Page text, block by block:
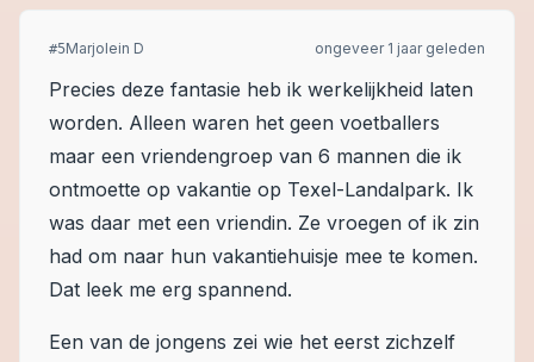
#5Marjolein D ongeveer 1 jaar geleden
Precies deze fantasie heb ik werkelijkheid laten
worden. Alleen waren het geen voetballers
maar een vriendengroep van 6 mannen die ik
ontmoette op vakantie op Texel-Landalpark. Ik
was daar met een vriendin. Ze vroegen of ik zin
had om naar hun vakantiehuisje mee te komen.
Dat leek me erg spannend.
Een van de jongens zei wie het eerst zichzelf